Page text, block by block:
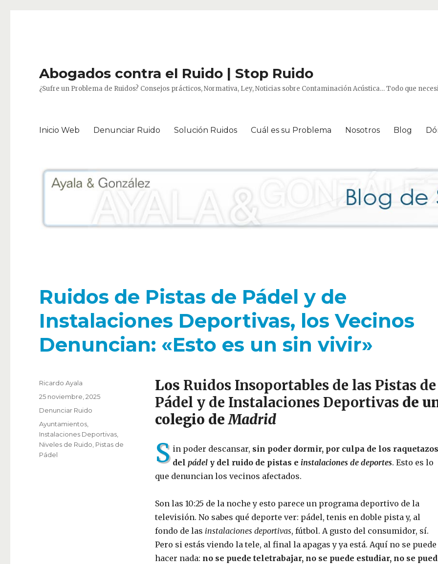
Abogados contra el Ruido | Stop Ruido
¿Sufre un Problema de Ruidos? Consejos prácticos, Normativa, Ley, Noticias sobre Contaminación Acústica… Todo que
Inicio Web Denunciar Ruido Solución Ruidos Cuál es su Problema Nosotros Blog
Ruidos de Pistas de Pádel y de
Instalaciones Deportivas, los Vecinos
Denuncian: «Esto es un sin vivir»
Los Ruidos Insoportables de las Pistas de
Pádel y de Instalaciones Deportivasde
colegio deMadrid
S in poder descansar, sin poder dormir, por culpa de los
delpádel y del ruido de pistas e instalaciones de deportes. Esto es lo
que denuncian los vecinos afectados.
Son las 10:25 de la noche y esto parece un programa deportivo de la
televisión. No sabes qué deporte ver: pádel, tenis en doble pista y, al
fondo de las instalaciones deportivas, fútbol. A gusto del consumidor, sí.
Pero si estás viendo la tele, al final la apagas y ya está. Aquí no se puede
hacer nada: no se puede teletrabajar, no se puede estudiar, no se
Autor
Ricardo Ayala
Publicado
el
25 noviembre, 2025
Categorías
Denunciar Ruido
Etiquetas
Ayuntamientos,
Instalaciones Deportivas,
Niveles de Ruido, Pistas de
Pádel